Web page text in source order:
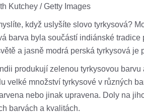
Kutchey / Getty Images
když uslyšíte slovo tyrkysová?
barva byla součástí indiánské
a jasně modrá perská tyrkysová
produkují zelenou tyrkysovou
velké množství tyrkysové v různých
nebo jinak upravena. Doly na
barvách a kvalitách.